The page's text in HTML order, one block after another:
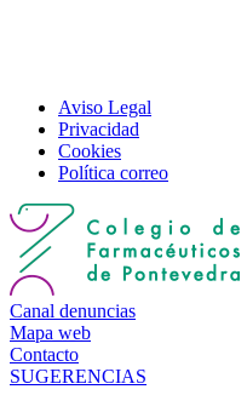
Aviso Legal
Privacidad
Cookies
Política correo
Canal denuncias
Mapa web
Contacto
SUGERENCIAS